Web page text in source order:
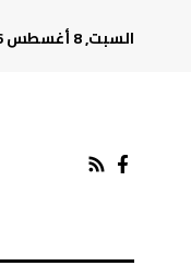
السبت, 8 أغسطس 2026